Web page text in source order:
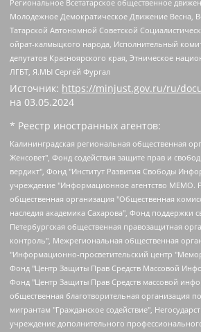
Региональное Всетатарское общественное
Молодежное Демократическое Движение Весна,
Татарской Автономной Советской
ойрат-калмыцкого народа, Исполнительный
депутатов Красноярского края, Этническое
ЛГБТ, Я.МЫ Сергей Фургал
Источник: https://minjust.gov.ru/ru/
на 03.05.2024
* Реестр иностранных агентов:
Калининградская региональная общественная организация "Экозащита!-Женсовет", Фонд содействия защите прав и свобод граждан "Общественный вердикт", Фонд "Институт Развития Свободы Информации", Частное учреждение "Информационное агентство МЕМО. РУ", Региональная общественная организация "Общественная комиссия по сохранению наследия академика Сахарова", Фонд поддержки свободы прессы, Санкт-Петербургская общественная правозащитная организация "Гражданский контроль", Межрегиональная общественная организация "Информационно-просветительский центр "Мемориал", Региональный Фонд "Центр Защиты Прав Средств Массовой Информации", с 05.12.2023 Фонд "Центр Защиты Прав Средств массовой информации", Региональная общественная благотворительная организация помощи беженцам и мигрантам "Гражданское содействие", Негосударственное образовательное учреждение дополнительного профессионального образования (повышение квалификации) специалистов "АКАДЕМИЯ ПО ПРАВАМ ЧЕЛОВЕКА", Свердловская региональная общественная организация "Сутяжник", Автономная некоммерческая организация "Центр независимых социологических исследований", Союз общественных объединений "Российский исследовательский центр по правам человека", Региональное общественное учреждение научно-информационный центр "МЕМОРИАЛ", Некоммерческая организация "Фонд защиты гласности", Автономная некоммерческая организация "Институт прав человека", Городская общественная организация "Екатеринбургское общество "МЕМОРИАЛ", Городская общественная организация "Рязанское историко-просветительское и правозащитное общество "Мемориал" (Рязанский Мемориал), Челябинский региональный орган общественной самодеятельности – женское общественное объединение "Женщины Евразии", Челябинский региональный орган общественной самодеятельности "Уральская правозащитная группа", Фонд содействия защите здоровья и социальной справедливости имени Андрея Рылькова, Автономная Некоммерческая Организация "Аналитический Центр Юрия Левады", Автономная некоммерческая организация социальной поддержки населения "Проект Апрель", Региональная общественная организация помощи женщинам и детям, находящимся в кризисной ситуации "Информационно-методический центр "Анна", Фонд содействия развитию массовых коммуникаций и правовому просвещению "Так-так-Так", Фонд содействия устойчивому развитию "Серебряная тайга", Свердловский региональный общественный фонд социальных проектов "Новое время", "Idel.Реалии", Кавказ.Реалии, Крым.Реалии, Телеканал Настоящее Время, Татаро-башкирская служба Радио Свобода (Azatliq Radiosi), Радио Свободная Европа/Радио Свобода (PCE/PC), "Сибирь.Реалии", "Фактограф", Благотворительный фонд помощи осужденным и их семьям, Автономная некоммерческая организация "Институт глобализации и социальных движений", Фонд "В защиту прав заключенных", Частное учреждение "Центр поддержки и содействия развитию средств массовой информации", Пензенский региональный общественный благотворительный фонд "Гражданский союз", "Север.Реалии", Некоммерческая организация Фонд "Правовая инициатива", Общество с ограниченной ответственностью "Радио Свободная Европа/Радио Свобода", Чешское информационное агентство "MEDIUM-ORIENT", Красноярская региональная общественная организация "Мы против СПИДа", Камалягин Денис Николаевич, Маркелов Сергей Евгеньевич, Пономарев Лев Александрович, Савицкая Людмила Алексеевна, Автономная некоммерческая организация "Центр по работе с проблемой насилия "НАСИЛИЮ.НЕТ", Межрегиональный профессиональный союз работников здравоохранения "Альянс врачей", Юридическое лицо, зарегистрированное в Латвийской Республике, SIA "Medusa Project" (регистрационный номер 40103797863, дата регистрации 10.06.2014), Некоммерческая организация "Фонд по борьбе с коррупцией", Автономная некоммерческая организация "Институт права и публичной политики", Баданин Роман Сергеевич, Гликин Максим Александрович, Железнова Мария Михайловна, Лукьянова Юлия Сергеевна, Маетная Елизавета Витальевна, Маняхин Петр Борисович, Чуракова Ольга Владимировна, Ярош Юлия Петровна, Юридическое лицо "The Insider SIA", зарегистрированное в Риге, Латвийская Республика (дата регистрации 26.06.2015), являющееся администратором доменного имени интернет-издания "The Insider SIA", https://theins.ru, Постернак Алексей Евгеньевич, Рубин Михаил Аркадьевич, Анин Роман Александрович, Юридическое лицо Istories fonds, зарегистрированное в Латвийской Республике (регистрационный номер 50008295751, дата регистрации 24.02.2020), Великовский Дмитрий Александрович, Долинина Ирина Николаевна, Мароховская Алеся Алексеевна, Шлейнов Роман Юрьевич, Шмагун Олеся Валентиновна, Общество с ограниченной ответственностью "Альтаир 2021", Общество с ограниченной ответственностью "Вега 2021", Общество с ограниченной ответственностью "Главный редактор 2021", Общество с ограниченной ответственностью "Ромашки монолит", Важенков Артем Валерьевич, Ивановская областная общественная организация "Центр гендерных исследований", Гурман Юрий Альбертович, Медиапроект "ОВД-Инфо", Егоров Владимир Владимирович, Жилинский Владимир Александрович, Общество с ограниченной ответственностью "ЗП", Иванова София Юрьевна, Карезина Инна Павловна, Кильтау Екатерина Викторовна, Петров Алексей Викторович, Пискунов Сергей Евгеньевич, Смирнов Сергей Сергеевич, Тихонов Михаил Сергеевич, Общество с ограниченной ответственностью "ЖУРНАЛИСТ-ИНОСТРАННЫЙ АГЕНТ", Арапова Галина Юрьевна, Вольтская Татьяна Анатольевна, Американская компания "Mason G.E.S. Anonymous Foundation" (США), являющаяся владельцем интернет-издания https://mnews.world/, Компания "Stichting Bellingcat", зарегистрированная в Нидерландах (дата регистрации 11.07.2018), Захаров Андрей Вячеславович, Клепиковская Екатерина Дмитриевна, Общество с ограниченной ответственностью "МЕМО", Перл Роман Александрович, Симонов Евгений Алексеевич, Соловьева Елена Анатольевна, Сотников Даниил Владимирович, Сурначева Елизавета Дмитриевна, Автономная некоммерческая организация по защите прав человека и информированию населения "Якутия – Наше Мнение", Общество с ограниченной ответственностью "Москоу диджитал медиа", с 26.01.2023 Общество с ограниченной ответственностью "Чайка Белые сады", Ветошкина Валерия Валерьевна, Заговора Максим Александрович, Межрегиональное общественное движение "Российская ЛГБТ - сеть", Оленичев Максим Владимирович, Павлов Иван Юрьевич, Скворцова Елена Сергеевна, Общество с ограниченной ответственностью "Как бы инагент", Кочетков Игорь Викторович, Общество с ограниченной ответственностью "Честные выборы", Еланчик Олег Александрович, Общество с ограниченной ответственностью "Нобелевский призыв", Гималова Регина Эмилевна, Григорьев Андрей Валерьевич, Григорьева Алина Александровна, Ассоциация по содействию защите прав призывников, альтернативнослужащих и военнослужащих "Правозащитная